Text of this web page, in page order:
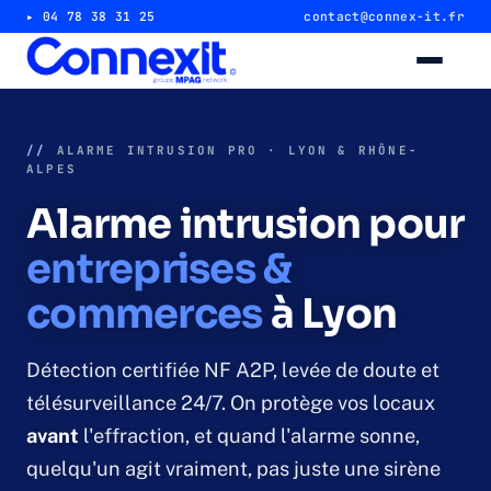
▸ 04 78 38 31 25 contact@connex-it.fr
Alarme entrepôt & industrie
Télésurveillance 24/7
Vidéosurveillance
Caméra magasin & commerce
Caméra entrepôt
//
ALARME INTRUSION PRO · LYON & RHÔNE-
ALPES
Alarme intrusion pour
entreprises &
commercesà Lyon
Détection certifiée NF A2P, levée de doute et
télésurveillance 24/7. On protège vos locaux
avant l'effraction, et quand l'alarme sonne,
quelqu'un agit vraiment, pas juste une sirène